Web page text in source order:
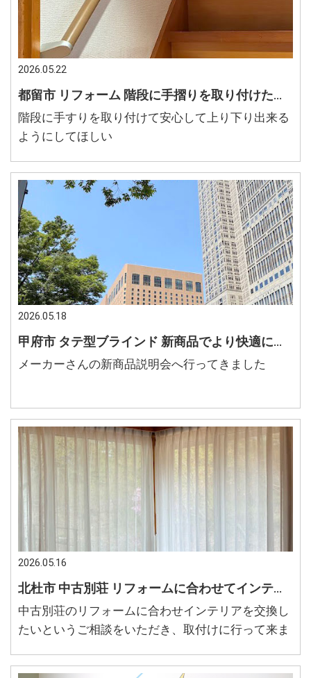
2026.05.22
都留市 リフォーム 階段に手摺りを取り付けたい 安心して階段の上り下りが出来る暮らし
階段に手すりを取り付けて安心して上り下り出来る
ようにしてほしい
2026.05.18
甲府市 タテ型ブラインド 新商品でより快適に暮らしたい 使いやすい商品を提案してほしい
メーカーさんの新商品説明会へ行ってきました
2026.05.16
北杜市 中古別荘 リフォームに合わせてインテリアを交換したい 遠方でも気軽に相談できるインテリア専門店
中古別荘のリフォームに合わせインテリアを交換し
たいというご相談をいただき、取付けに行って来ま